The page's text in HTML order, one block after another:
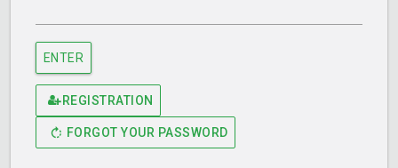
ENTER
REGISTRATION
FORGOT YOUR PASSWORD